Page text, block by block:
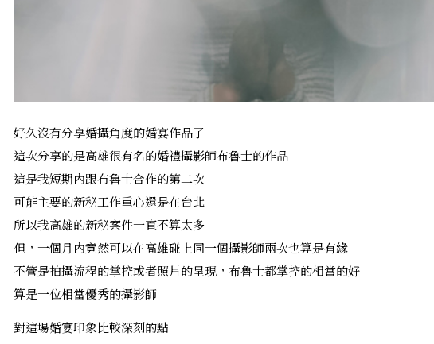
好久沒有分享婚攝角度的婚宴作品了
這次分享的是高雄很有名的婚禮攝影師布魯士的作品
這是我短期內跟布魯士合作的第二次
可能主要的新秘工作重心還是在台北
所以我高雄的新秘案件一直不算太多
但，一個月內竟然可以在高雄碰上同一個攝影師兩次也算是有緣
不管是拍攝流程的掌控或者照片的呈現，布魯士都掌控的相當的好
算是一位相當優秀的攝影師
對這場婚宴印象比較深刻的點